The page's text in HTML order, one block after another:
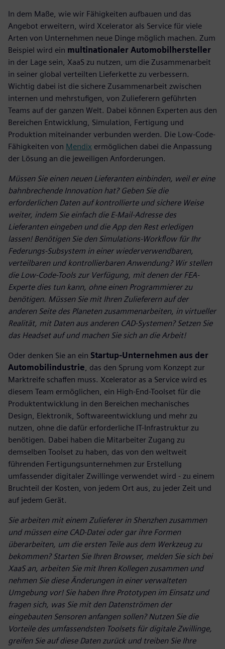
In dem Maße, wie wir Fähigkeiten aufbauen und das
Angebot erweitern, wird Xcelerator als Service für viele
Arten von Unternehmen neue Dinge möglich machen. Zum
Beispiel wird ein multinationaler Automobilhersteller
in der Lage sein, XaaS zu nutzen, um die Zusammenarbeit
in seiner global verteilten Lieferkette zu verbessern.
Wichtig dabei ist die sichere Zusammenarbeit zwischen
internen und mehrstufigen, von Zulieferern geführten
Teams auf der ganzen Welt. Dabei können Experten aus den
Bereichen Entwicklung, Simulation, Fertigung und
Produktion miteinander verbunden werden. Die Low-Code-
Fähigkeiten von Mendix ermöglichen dabei die Anpassung
der Lösung an die jeweiligen Anforderungen.
Müssen Sie einen neuen Lieferanten einbinden, weil er eine
bahnbrechende Innovation hat? Geben Sie die
erforderlichen Daten auf kontrollierte und sichere Weise
weiter, indem Sie einfach die E-Mail-Adresse des
Lieferanten eingeben und die App den Rest erledigen
lassen! Benötigen Sie den Simulations-Workflow für Ihr
Federungs-Subsystem in einer wiederverwendbaren,
verteilbaren und kontrollierbaren Anwendung? Wir stellen
die Low-Code-Tools zur Verfügung, mit denen der FEA-
Experte dies tun kann, ohne einen Programmierer zu
benötigen. Müssen Sie mit Ihren Zulieferern auf der
anderen Seite des Planeten zusammenarbeiten, in virtueller
Realität, mit Daten aus anderen CAD-Systemen? Setzen Sie
das Headset auf und machen Sie sich an die Arbeit!
Oder denken Sie an ein Startup-Unternehmen aus der
Automobilindustrie , das den Sprung vom Konzept zur
Marktreife schaffen muss. Xcelerator as a Service wird es
diesem Team ermöglichen, ein High-End-Toolset für die
Produktentwicklung in den Bereichen mechanisches
Design, Elektronik, Softwareentwicklung und mehr zu
nutzen, ohne die dafür erforderliche IT-Infrastruktur zu
benötigen. Dabei haben die Mitarbeiter Zugang zu
demselben Toolset zu haben, das von den weltweit
führenden Fertigungsunternehmen zur Erstellung
umfassender digitaler Zwillinge verwendet wird - zu einem
Bruchteil der Kosten, von jedem Ort aus, zu jeder Zeit und
auf jedem Gerät.
Sie arbeiten mit einem Zulieferer in Shenzhen zusammen
und müssen eine CAD-Datei oder gar ihre Formen
überarbeiten, um die ersten Teile aus dem Werkzeug zu
bekommen? Starten Sie Ihren Browser, melden Sie sich bei
XaaS an, arbeiten Sie mit Ihren Kollegen zusammen und
nehmen Sie diese Änderungen in einer verwalteten
Umgebung vor! Sie haben Ihre Prototypen im Einsatz und
fragen sich, was Sie mit den Datenströmen der
eingebauten Sensoren anfangen sollen? Nutzen Sie die
Vorteile des umfassendsten Toolsets für digitale Zwillinge,
greifen Sie auf diese Daten zurück und treiben Sie Ihre